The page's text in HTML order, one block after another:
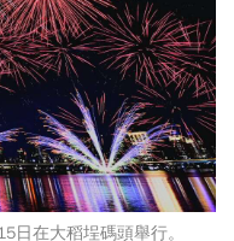
在大稻埕碼頭舉行。